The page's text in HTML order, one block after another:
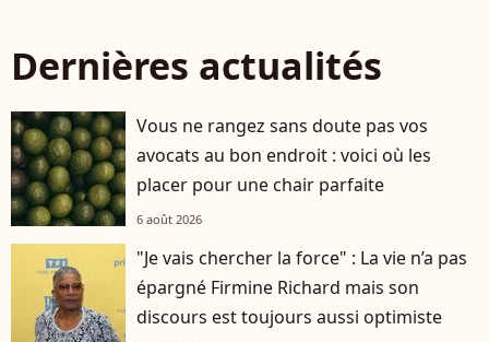
Dernières actualités
Vous ne rangez sans doute pas vos
avocats au bon endroit : voici où les
placer pour une chair parfaite
6 août 2026
"Je vais chercher la force" : La vie n’a pas
épargné Firmine Richard mais son
discours est toujours aussi optimiste